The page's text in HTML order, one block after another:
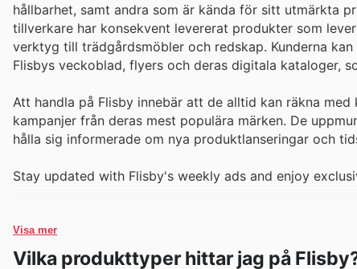
hållbarhet, samt andra som är kända för sitt utmärkta
tillverkare har konsekvent levererat produkter som
verktyg till trädgårdsmöbler och redskap. Kunderna
Flisbys veckoblad, flyers och deras digitala kataloger,
Att handla på Flisby innebär att de alltid kan räkna
kampanjer från deras mest populära märken. De
hålla sig informerade om nya produktlanseringar och
Stay updated with Flisby's weekly ads and enjoy
Visa mer
Vilka produkttyper hittar jag på